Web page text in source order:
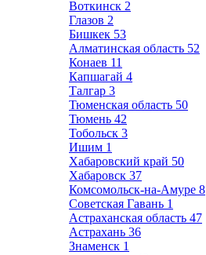
Воткинск 2
Глазов 2
Бишкек 53
Алматинская область 52
Конаев 11
Капшагай 4
Талгар 3
Тюменская область 50
Тюмень 42
Тобольск 3
Ишим 1
Хабаровский край 50
Хабаровск 37
Комсомольск-на-Амуре 8
Советская Гавань 1
Астраханская область 47
Астрахань 36
Знаменск 1